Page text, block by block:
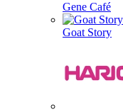
Gene Café
Goat Story